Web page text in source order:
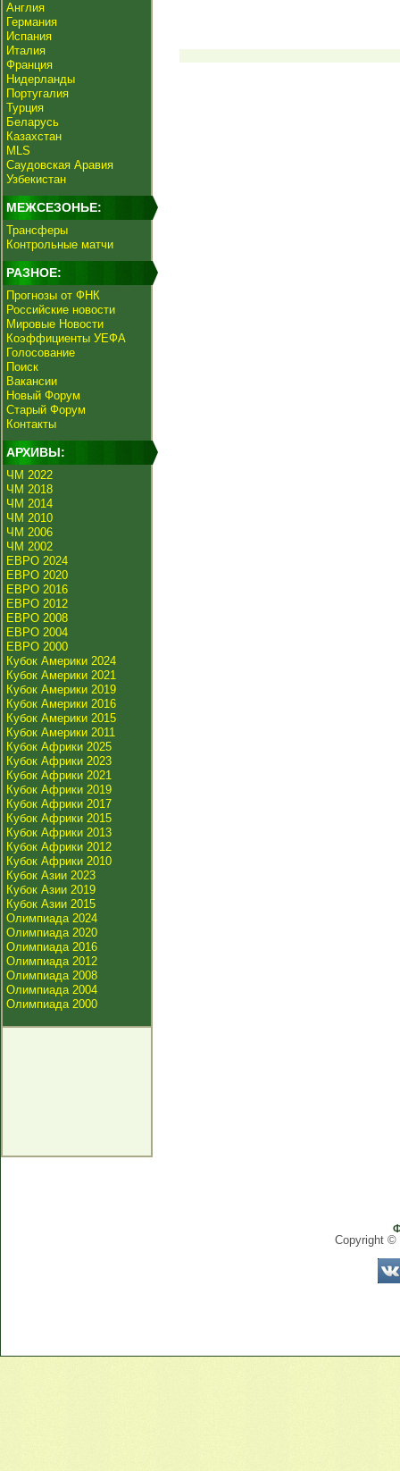
Англия
Германия
Испания
Италия
Франция
Нидерланды
Португалия
Турция
Беларусь
Казахстан
MLS
Саудовская Аравия
Узбекистан
МЕЖСЕЗОНЬЕ:
Трансферы
Контрольные матчи
РАЗНОЕ:
Прогнозы от ФНК
Российские новости
Мировые Новости
Коэффициенты УЕФА
Голосование
Поиск
Вакансии
Новый Форум
Старый Форум
Контакты
АРХИВЫ:
ЧМ 2022
ЧМ 2018
ЧМ 2014
ЧМ 2010
ЧМ 2006
ЧМ 2002
ЕВРО 2024
ЕВРО 2020
ЕВРО 2016
ЕВРО 2012
ЕВРО 2008
ЕВРО 2004
ЕВРО 2000
Кубок Америки 2024
Кубок Америки 2021
Кубок Америки 2019
Кубок Америки 2016
Кубок Америки 2015
Кубок Америки 2011
Кубок Африки 2025
Кубок Африки 2023
Кубок Африки 2021
Кубок Африки 2019
Кубок Африки 2017
Кубок Африки 2015
Кубок Африки 2013
Кубок Африки 2012
Кубок Африки 2010
Кубок Азии 2023
Кубок Азии 2019
Кубок Азии 2015
Олимпиада 2024
Олимпиада 2020
Олимпиада 2016
Олимпиада 2012
Олимпиада 2008
Олимпиада 2004
Олимпиада 2000
Copyright